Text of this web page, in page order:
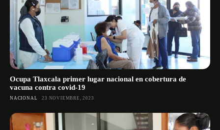
Ocupa Tlaxcala primer lugar nacional en cobertura de
vacuna contra covid-19
NACIONAL 23 NOVIEMBRE, 2023